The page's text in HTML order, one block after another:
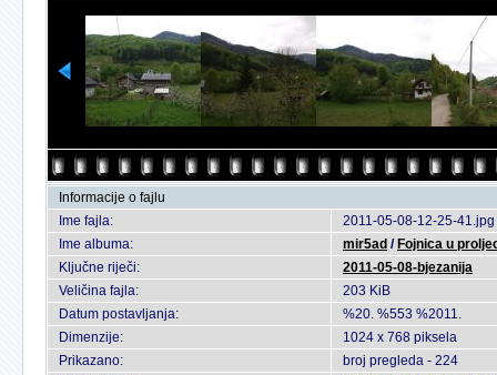
Informacije o fajlu
Ime fajla:
2011-05-08-12-25-41.jpg
Ime albuma:
mir5ad / Fojnica u
Ključne riječi:
2011-05-08-bjezanija
Veličina fajla:
203 KiB
Datum postavljanja:
%20. %553 %2011.
Dimenzije:
1024 x 768 piksela
Prikazano:
broj pregleda - 224